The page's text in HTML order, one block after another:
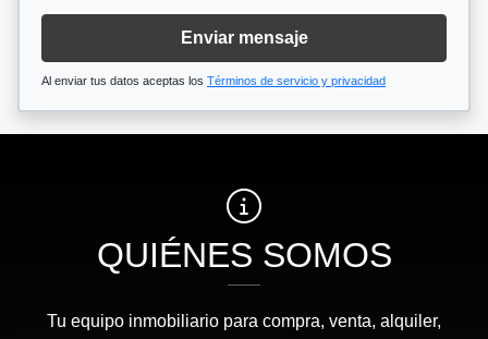
Enviar mensaje
Al enviar tus datos aceptas los Términos de servicio y privacidad
QUIÉNES SOMOS
Tu equipo inmobiliario para compra, venta, alquiler,